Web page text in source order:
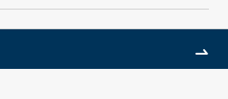
向上に努めています。